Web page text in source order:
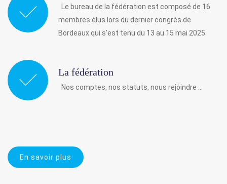
Le bureau de la fédération est composé de 16
membres élus lors du dernier congrès de
Bordeaux qui s’est tenu du 13 au 15 mai 2025.
La fédération
Nos comptes, nos statuts, nous rejoindre …
En savoir plus